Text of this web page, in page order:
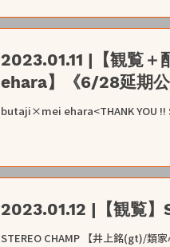
2023.01.11 |【観覧
ehara】《6/28延期公
butaji×mei ehara<THANK YOU !!
STEREO CHAMP 【井上銘(gt)/類